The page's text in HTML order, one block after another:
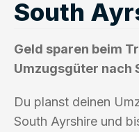
South
Geld sparen beim
Umzugsgüter nach
Du planst deinen
South Ayrshire und